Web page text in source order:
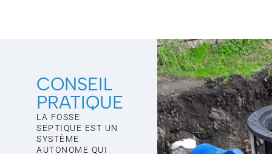
CONSEIL
PRATIQUE
LA FOSSE
SEPTIQUE EST UN
SYSTÈME
AUTONOME QUI